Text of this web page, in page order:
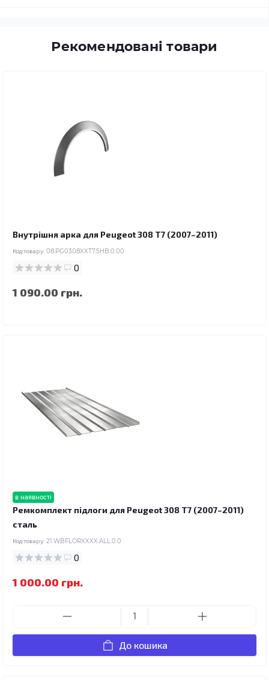
Рекомендовані товари
Внутрішня арка для Peugeot 308 T7 (2007–2011)
Код товару: 08.PG0308XXT7.5HB.0.00
0
1 090.00 грн.
в наявності
Ремкомплект підлоги для Peugeot 308 T7 (2007–2011)
сталь
Код товару: 21.WBFLORXXXX.ALL.0.0
0
1 000.00 грн.
До кошика